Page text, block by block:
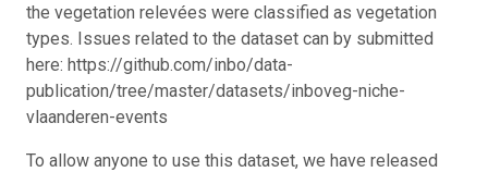
the vegetation relevées were classified as vegetation
types. Issues related to the dataset can by submitted
here: https://github.com/inbo/data-
publication/tree/master/datasets/inboveg-niche-
vlaanderen-events
To allow anyone to use this dataset, we have released